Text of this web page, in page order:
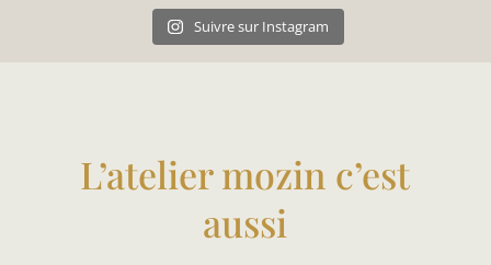
Suivre sur Instagram
L’atelier mozin c’est
aussi